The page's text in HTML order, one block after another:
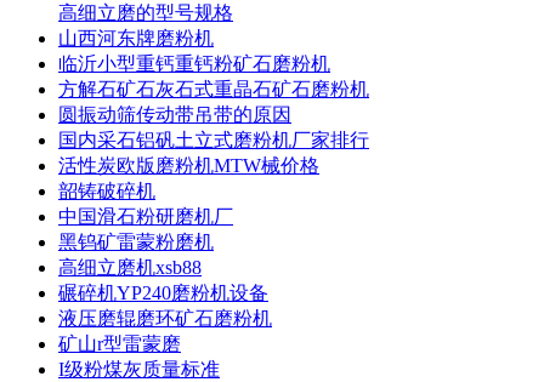
高细立磨的型号规格
山西河东牌磨粉机
临沂小型重钙重钙粉矿石磨粉机
方解石矿石灰石式重晶石矿石磨粉机
圆振动筛传动带吊带的原因
国内采石铝矾土立式磨粉机厂家排行
活性炭欧版磨粉机MTW械价格
韶铸破碎机
中国滑石粉研磨机厂
黑钨矿雷蒙粉磨机
高细立磨机xsb88
碾碎机YP240磨粉机设备
液压磨辊磨环矿石磨粉机
矿山r型雷蒙磨
I级粉煤灰质量标准